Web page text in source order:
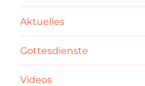
Aktuelles
Gottesdienste
Videos